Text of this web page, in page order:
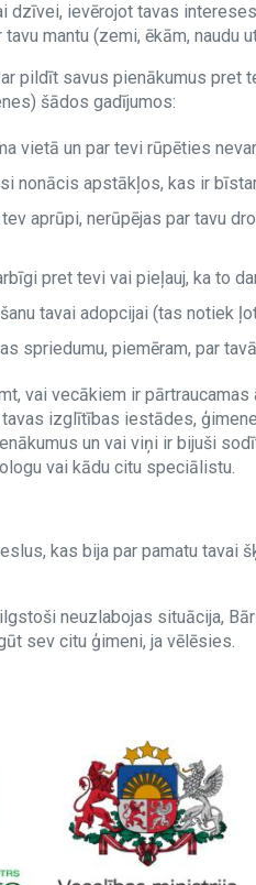
dzīvei, ievērojot tavas
mantu (zemi, ēkām, naudu
pildīt savus pienākumus
šādos gadījumos:
vietā un par tevi rūpēties nevar
nonācis apstākļos, kas ir
aprūpi, nerūpējas par tavu
pret tevi vai pieļauj, ka to
tavai adopcijai (tas notiek
spriedumu, piemēram, par
vai vecākiem ir
izglītības iestādes,
un vai viņi ir bijuši
vai kādu citu speciālistu.
kas bija par pamatu tavai
ilgstoši neuzlabojas situācija,
sev citu ģimeni, ja vēlēsies.